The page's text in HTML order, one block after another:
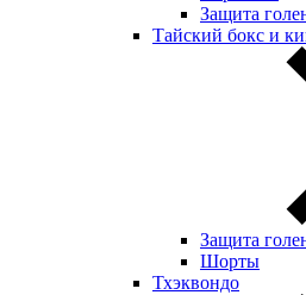
Защита
Тайский бокс и
Защита
Шорты
Тхэквондо